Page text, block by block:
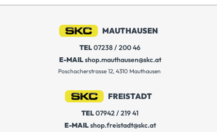
MAUTHAUSEN
TEL07238 / 200 46
E-MAILshop.mauthausen@skc.at
Poschacherstrasse 12, 4310 Mauthausen
FREISTADT
TEL07942 / 219 41
E-MAILshop.freistadt@skc.at